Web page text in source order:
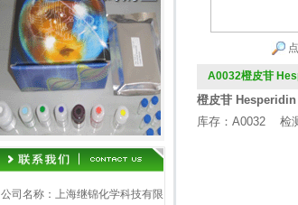
公司名称：上海继锦化学科技有限
A0032橙皮苷
橙皮苷 Hesperidin
库存：A0032 检